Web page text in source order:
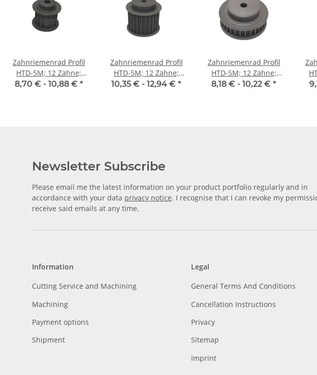
Zahnriemenrad Profil
HTD-5M; 12 Zähne;
Riemenbreite 15 mm
8,70 € - 10,88 € *
Zahnriemenrad Profil
HTD-5M; 12 Zähne;
Riemenbreite 25 mm
10,35 € - 12,94 € *
Zahnriemenrad Profil
HTD-5M; 12 Zähne;
Riemenbreite 9 mm
8,18 € - 10,22 € *
Newsletter Subscribe
Please email me the latest information on your product portfolio regularly and in
accordance with your data privacy notice. I recognise that I can revoke my
receive said emails at any time.
Information
Cutting Service and Machining
Machining
Payment options
Shipment
Legal
General Terms And Conditions
Cancellation Instructions
Privacy
Sitemap
Imprint